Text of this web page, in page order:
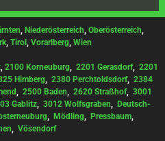
, Niederösterreich, Oberösterreich,
, Tirol , Vorarlberg, Wien
, 2100 Korneuburg, 2201 Gerasdorf, 2201
Himberg, 2380 Perchtoldsdorf, 2384
, 2500 Baden, 2620 Straßhof, 3001
Gablitz, 3012 Wolfsgraben, Deutsch-
, Mödling, Pressbaum,
, Vösendorf